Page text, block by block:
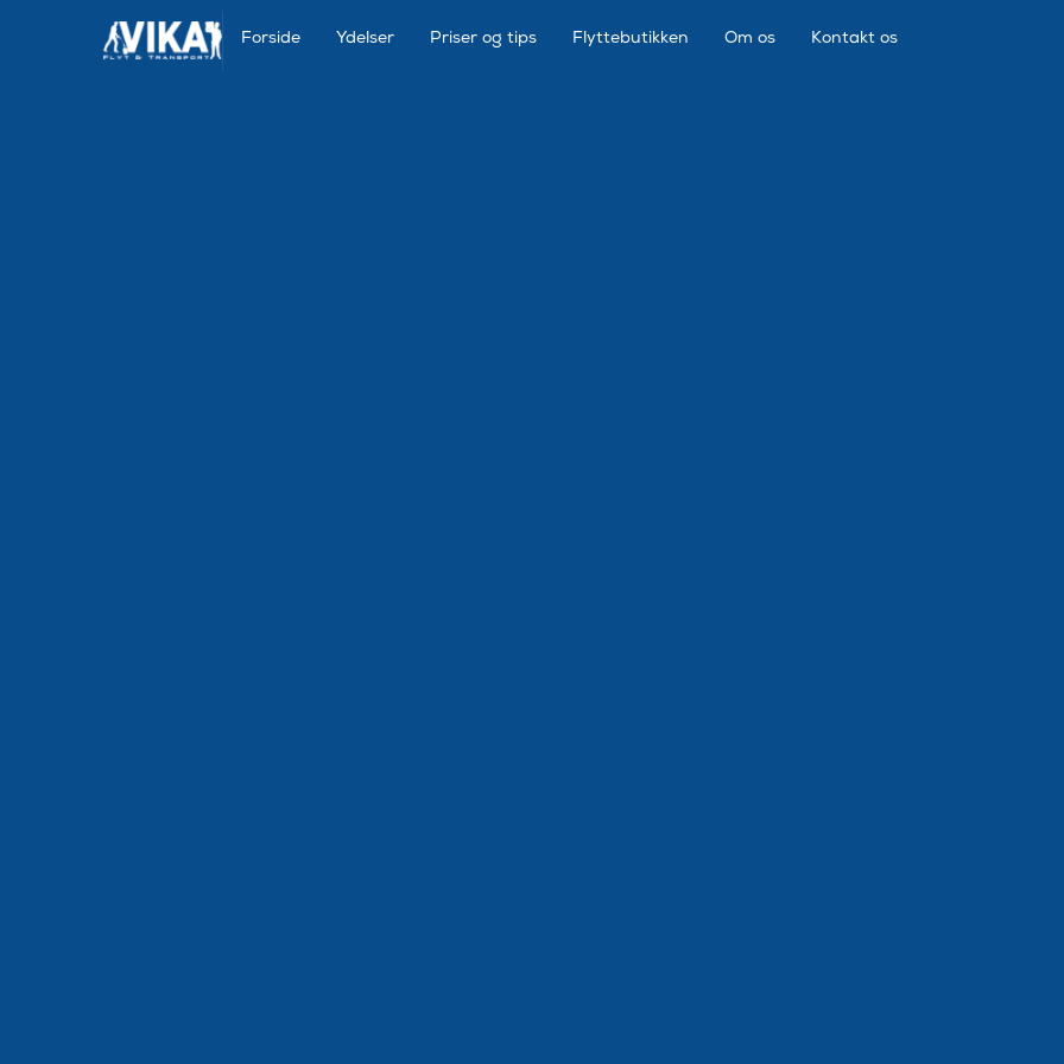
Forside Ydelser Priser og tips Flyttebutikken Om os Kontakt os